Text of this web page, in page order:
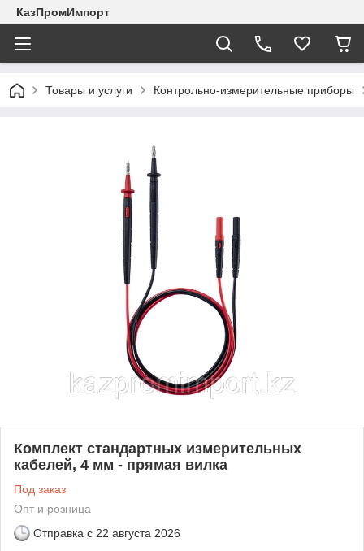
КазПромИмпорт
Товары и услуги Контрольно-измерительные приборы
Комплект стандартных измерительных
кабелей, 4 мм - прямая вилка
Под заказ
Опт и розница
Отправка с 22 августа 2026